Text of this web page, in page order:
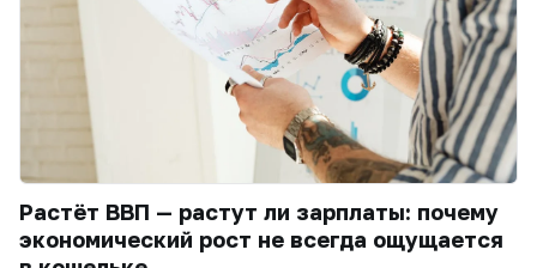
Растёт ВВП — растут ли зарплаты: почему
экономический рост не всегда ощущается